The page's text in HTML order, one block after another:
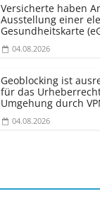
Versicherte haben
Ausstellung einer
Gesundheitskarte
04.08.2026
Geoblocking ist
für das
Umgehung durch
04.08.2026